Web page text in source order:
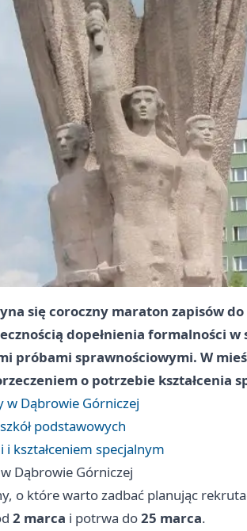
się coroczny maraton zapisów
dopełnienia formalności
próbami sprawnościowymi. W
o potrzebie kształcenia
w Dąbrowie Górniczej
podstawowych
kształceniem specjalnym
Dąbrowie Górniczej
o które warto zadbać planując
2 marca i potrwa do25 marca.